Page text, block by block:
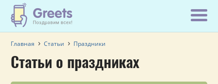
Главная Статьи Праздники
Статьи о праздниках